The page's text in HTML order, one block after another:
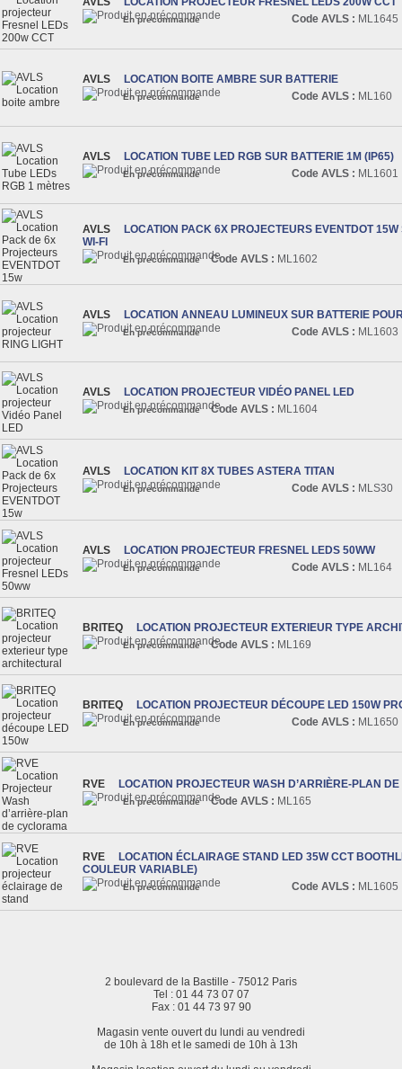
En précommande Code AVLS : ML1645
AVLS LOCATION BOITE AMBRE SUR BATTERIE
En précommande Code AVLS : ML160
AVLS LOCATION TUBE LED RGB SUR BATTERIE 1M (IP65)
En précommande Code AVLS : ML1601
AVLS
LOCATION PACK 6X PROJECTEURS EVENTDOT
WI-FI
En précommande Code AVLS : ML1602
AVLS LOCATION ANNEAU LUMINEUX SUR BATTERIE
En précommande Code AVLS : ML1603
AVLS LOCATION PROJECTEUR VIDÉO PANEL LED
En précommande Code AVLS : ML1604
AVLS LOCATION KIT 8X TUBES ASTERA TITAN
En précommande Code AVLS : MLS30
AVLS LOCATION PROJECTEUR FRESNEL LEDS 50WW
En précommande Code AVLS : ML164
BRITEQ LOCATION PROJECTEUR EXTERIEUR TYPE
En précommande Code AVLS : ML169
BRITEQ LOCATION PROJECTEUR DÉCOUPE LED 150W
En précommande Code AVLS : ML1650
RVE LOCATION PROJECTEUR WASH D’ARRIÈRE-PLAN
En précommande Code AVLS : ML165
RVE
LOCATION ÉCLAIRAGE STAND LED 35W CCT
COULEUR VARIABLE)
En précommande Code AVLS : ML1605
2 boulevard de la Bastille - 75012 Paris
Tel : 01 44 73 07 07
Fax : 01 44 73 97 90
Magasin vente ouvert du lundi au vendredi
de 10h à 18h et le samedi de 10h à 13h